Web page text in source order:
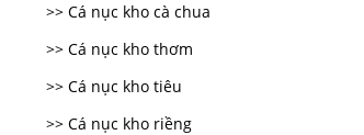
>> Cá nục kho cà chua
>> Cá nục kho thơm
>> Cá nục kho tiêu
>> Cá nục kho riềng